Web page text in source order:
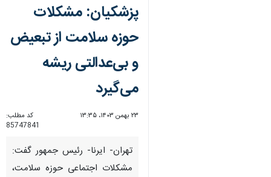
پزشکیان: مشکلات
حوزه سلامت از تبعیض
و بی‌عدالتی ریشه
می‌گیرد
۲۳ بهمن ۱۴۰۳، ۱۳:۳۵
کد مطلب:
85747841
تهران- ایرنا- رئیس جمهور گفت:
مشکلات اجتماعی حوزه سلامت،